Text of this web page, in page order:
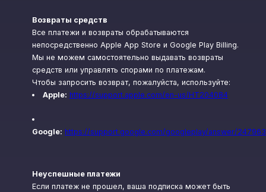
Возвраты средств
Все платежи и возвраты обрабатываются
непосредственно Apple App Store и Google Play Billing.
Мы не можем самостоятельно выдавать возвраты
средств или управлять спорами по платежам.
Чтобы запросить возврат, пожалуйста, используйте:
Apple: https://support.apple.com/en-us/HT204084
Google: https://support.google.com/googleplay/answer/
Неуспешные платежи
Если платеж не прошел, ваша подписка может быть